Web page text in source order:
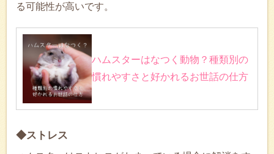
る可能性が高いです。
ハムスターはなつく動物？種類別の
慣れやすさと好かれるお世話の仕方
◆ストレス